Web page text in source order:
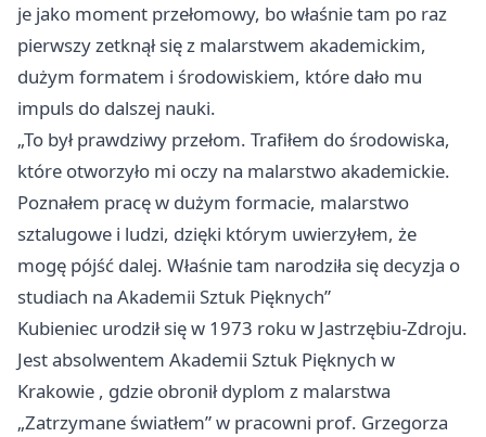
je jako moment przełomowy, bo właśnie tam po raz
pierwszy zetknął się z malarstwem akademickim,
dużym formatem i środowiskiem, które dało mu
impuls do dalszej nauki.
„To był prawdziwy przełom. Trafiłem do środowiska,
które otworzyło mi oczy na malarstwo akademickie.
Poznałem pracę w dużym formacie, malarstwo
sztalugowe i ludzi, dzięki którym uwierzyłem, że
mogę pójść dalej. Właśnie tam narodziła się decyzja o
studiach na Akademii Sztuk Pięknych”
Kubieniec urodził się w 1973 roku w Jastrzębiu-Zdroju.
Jest absolwentem Akademii Sztuk Pięknych w
Krakowie , gdzie obronił dyplom z malarstwa
„Zatrzymane światłem” w pracowni prof. Grzegorza